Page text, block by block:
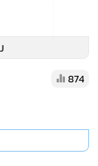
874